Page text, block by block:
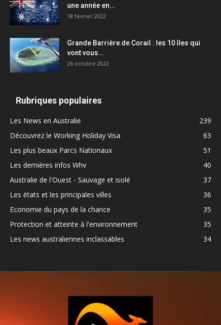
une année en...
18 février 2022
Grande Barrière de Corail : les 10 îles qui
vont vous...
26 octobre 2022
Rubriques populaires
Les News en Australie
239
Découvrez le Working Holiday Visa
63
Les plus beaux Parcs Nationaux
51
Les dernières infos Whv
40
Australie de l'Ouest - Sauvage et isolé
37
Les états et les principales villes
36
Economie du pays de la chance
35
Protection et atteinte à l'environnement
35
Les news australiennes inclassables
34